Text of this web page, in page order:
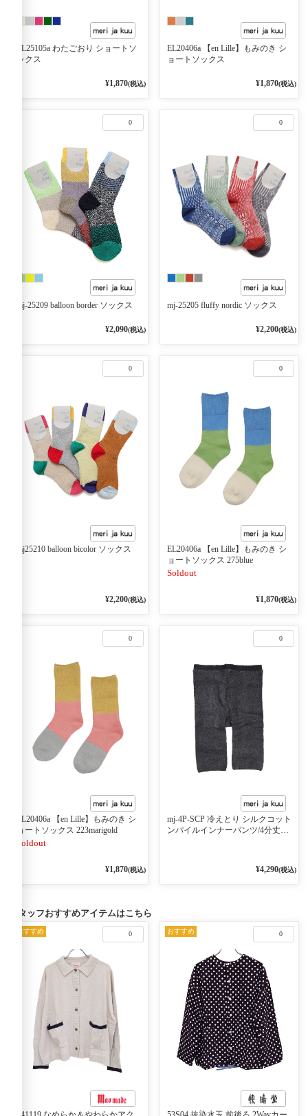
EL25105a わたごおり ショートソ
ックス
¥1,870(税込)
EL20406a 【en Lille】もみのき シ
ョートソックス
¥1,870(税込)
0
mj-25209 balloon border ソックス
¥2,090(税込)
0
mj-25205 fluffy nordic ソックス
¥2,200(税込)
0
mj25210 balloon bicolor ソックス
¥2,200(税込)
0
EL20406a 【en Lille】もみのき シ
ョートソックス 275blue
Soldout
¥1,870(税込)
0
EL20406a 【en Lille】もみのき シ
ョートソックス 223marigold
Soldout
¥1,870(税込)
0
mj-4P-SCP 冷えとり シルクコット
ンパイルインナーパンツ/4分丈
¥4,290(税込)
スタッフおすすめアイテムはこちら
0
おすすめ 0
おすすめ